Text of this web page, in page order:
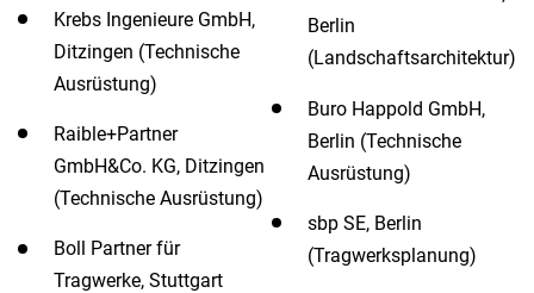
Krebs Ingenieure GmbH,
Ditzingen (Technische
Ausrüstung)
Raible+Partner
GmbH&Co. KG, Ditzingen
(Technische Ausrüstung)
Boll Partner für
Tragwerke, Stuttgart
Berlin
(Landschaftsarchitektur)
Buro Happold GmbH,
Berlin (Technische
Ausrüstung)
sbp SE, Berlin
(Tragwerksplanung)